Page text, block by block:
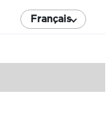
Français